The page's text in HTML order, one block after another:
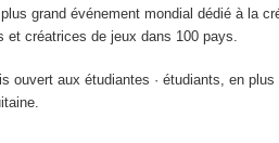
grand événement mondial dédié à la
et créatrices de jeux dans 100 pays.
ouvert aux étudiantes · étudiants, en plus